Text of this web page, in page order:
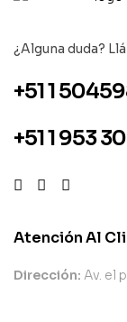
¿Alguna duda?
+51 1
+51 1 953
Atención Al
Dirección: Av. el